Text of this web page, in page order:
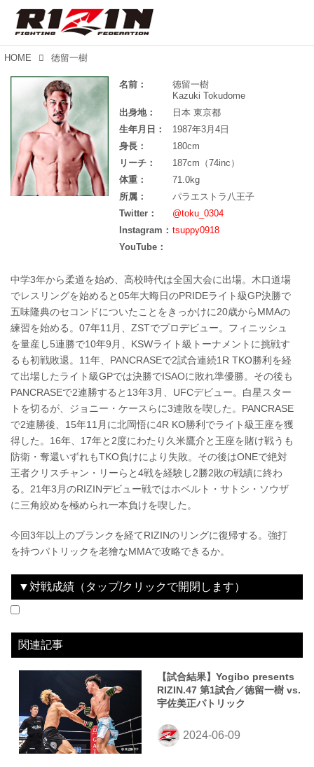
HOME 徳留一樹
名前：
徳留一樹
Kazuki Tokudome
出身地：
日本 東京都
生年月日：
1987年3月4日
身長：
180cm
リーチ：
187cm（74inc）
体重：
71.0kg
所属：
パラエストラ八王子
Twitter：
@toku_0304
Instagram： tsuppy0918
YouTube：
中学3年から柔道を始め、高校時代は全国大会に出場。木口道場
でレスリングを始めると05年大晦日のPRIDEライト級GP決勝で
五味隆典のセコンドについたことをきっかけに20歳からMMAの
練習を始める。07年11月、ZSTでプロデビュー。フィニッシュ
を量産し5連勝で10年9月、KSWライト級トーナメントに挑戦す
るも初戦敗退。11年、PANCRASEで2試合連続1R TKO勝利を経
て出場したライト級GPでは決勝でISAOに敗れ準優勝。その後も
PANCRASEで2連勝すると13年3月、UFCデビュー。白星スター
トを切るが、ジョニー・ケースらに3連敗を喫した。PANCRASE
で2連勝後、15年11月に北岡悟に4R KO勝利でライト級王座を獲
得した。16年、17年と2度にわたり久米鷹介と王座を賭け戦うも
防衛・奪還いずれもTKO負けにより失敗。その後はONEで絶対
王者クリスチャン・リーらと4戦を経験し2勝2敗の戦績に終わ
る。21年3月のRIZINデビュー戦ではホベルト・サトシ・ソウザ
に三角絞めを極められ一本負けを喫した。
今回3年以上のブランクを経てRIZINのリングに復帰する。強打
を持つパトリックを老獪なMMAで攻略できるか。
▼対戦成績（タップ/クリックで開閉します）
関連記事
【試合結果】Yogibo presents
RIZIN.47 第1試合／徳留一樹 vs.
宇佐美正パトリック